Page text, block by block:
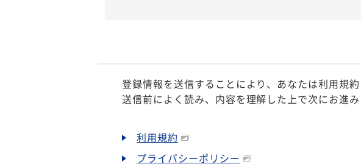
登録情報を送信することにより、あなたは利用規
送信前によく読み、内容を理解した上で次にお進み
利用規約
プライバシーポリシー